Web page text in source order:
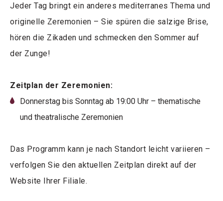
Jeder Tag bringt ein anderes mediterranes Thema und
originelle Zeremonien – Sie spüren die salzige Brise,
hören die Zikaden und schmecken den Sommer auf
der Zunge!
Zeitplan der Zeremonien:
Donnerstag bis Sonntag ab 19:00 Uhr – thematische
und theatralische Zeremonien
Das Programm kann je nach Standort leicht variieren –
verfolgen Sie den aktuellen Zeitplan direkt auf der
Website Ihrer Filiale.